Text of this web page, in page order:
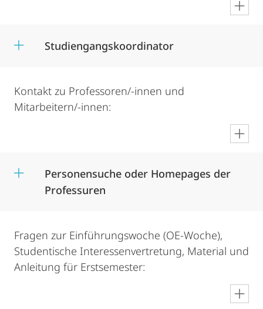
Studiengangskoordinator
Kontakt zu Professoren/-innen und
Mitarbeitern/-innen:
Personensuche oder Homepages der
Professuren
Fragen zur Einführungswoche (OE-Woche),
Studentische Interessenvertretung, Material und
Anleitung für Erstsemester: